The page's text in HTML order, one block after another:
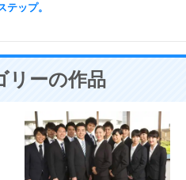
テップ。
リーの作品